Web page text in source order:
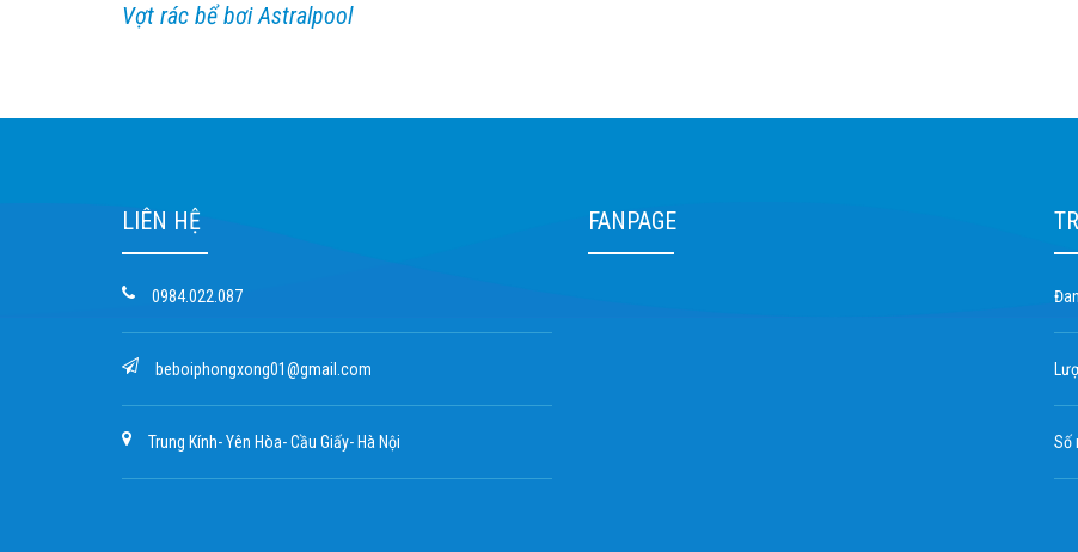
Vợt rác bể bơi Astralpool
LIÊN HỆ
0984.022.087
beboiphongxong01@gmail.com
Trung Kính- Yên Hòa- Cầu Giấy- Hà Nội
FANPAGE
Số